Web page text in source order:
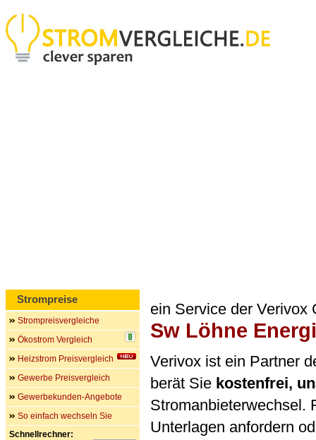
ein Service der Verivox
Sw Löhne
Verivox ist ein Partner
berät Sie kostenfrei,
Stromanbieterwechsel.
Unterlagen anfordern
Strompreise
Strompreisvergleiche
Ökostrom Vergleich
Heizstrom Preisvergleich
Gewerbe Preisvergleich
Gewerbekunden-Angebote
So einfach wechseln Sie
Schnellrechner: